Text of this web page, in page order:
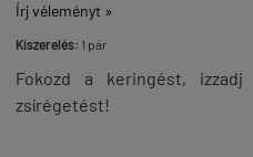
Írj véleményt »
Kiszerelés: 1 pár
Fokozd a keringést,
zsírégetést!